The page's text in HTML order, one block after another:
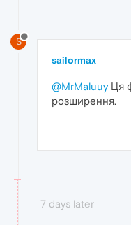
S
sailormax
@MrMaluuyЦя
розширення.
7 days later